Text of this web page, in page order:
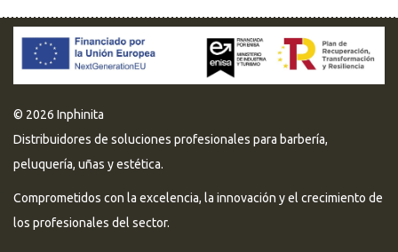
© 2026 Inphinita
Distribuidores de soluciones profesionales para barbería,
peluquería, uñas y estética.
Comprometidos con la excelencia, la innovación y el crecimiento de
los profesionales del sector.